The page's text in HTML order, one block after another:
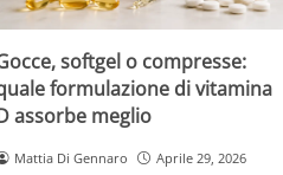
softgel o compresse:
formulazione di vitamina
assorbe meglio
Mattia Di Gennaro Aprile 29, 2026